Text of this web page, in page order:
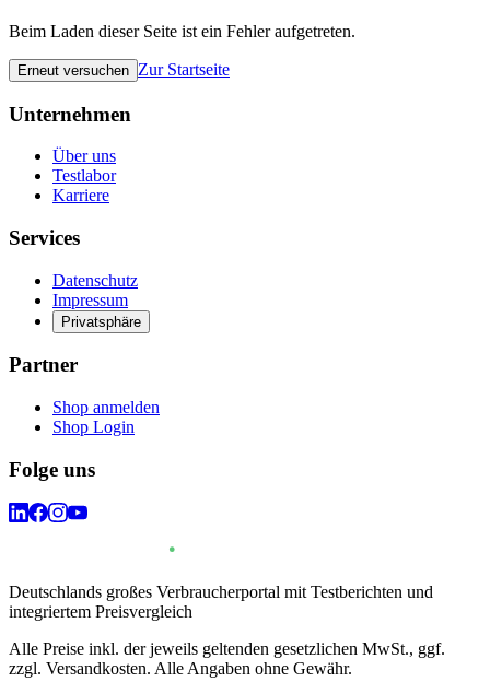
Beim Laden dieser Seite ist ein Fehler aufgetreten.
Erneut versuchen Zur Startseite
Unternehmen
Über uns
Testlabor
Karriere
Services
Datenschutz
Impressum
Privatsphäre
Partner
Shop anmelden
Shop Login
Folge uns
Deutschlands großes Verbraucherportal mit Testberichten und
integriertem Preisvergleich
Alle Preise inkl. der jeweils geltenden gesetzlichen MwSt., ggf.
zzgl. Versandkosten. Alle Angaben ohne Gewähr.